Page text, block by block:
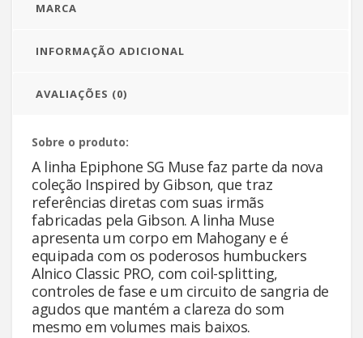
MARCA
INFORMAÇÃO ADICIONAL
AVALIAÇÕES (0)
Sobre o produto:
A linha Epiphone SG Muse faz parte da nova
coleção Inspired by Gibson, que traz
referências diretas com suas irmãs
fabricadas pela Gibson. A linha Muse
apresenta um corpo em Mahogany e é
equipada com os poderosos humbuckers
Alnico Classic PRO, com coil-splitting,
controles de fase e um circuito de sangria de
agudos que mantém a clareza do som
mesmo em volumes mais baixos.